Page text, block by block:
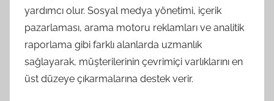
yardımcı olur. Sosyal medya yönetimi, içerik
pazarlaması, arama motoru reklamları ve analitik
raporlama gibi farklı alanlarda uzmanlık
sağlayarak, müşterilerinin çevrimiçi varlıklarını en
üst düzeye çıkarmalarına destek verir.